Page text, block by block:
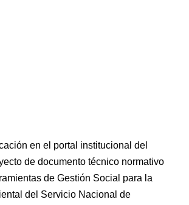
en el portal institucional del
de documento técnico normativo
de Gestión Social para la
del Servicio Nacional de